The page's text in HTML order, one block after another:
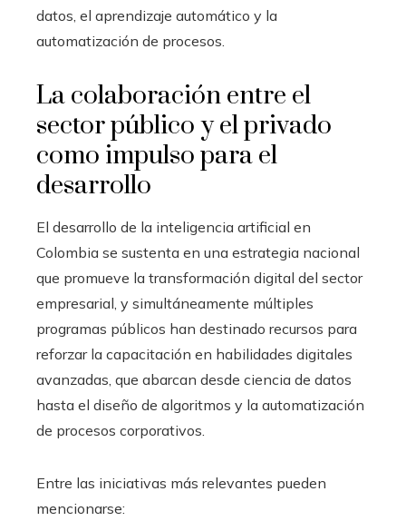
datos, el aprendizaje automático y la
automatización de procesos.
La colaboración entre el
sector público y el privado
como impulso para el
desarrollo
El desarrollo de la inteligencia artificial en
Colombia se sustenta en una estrategia nacional
que promueve la transformación digital del sector
empresarial, y simultáneamente múltiples
programas públicos han destinado recursos para
reforzar la capacitación en habilidades digitales
avanzadas, que abarcan desde ciencia de datos
hasta el diseño de algoritmos y la automatización
de procesos corporativos.
Entre las iniciativas más relevantes pueden
mencionarse: